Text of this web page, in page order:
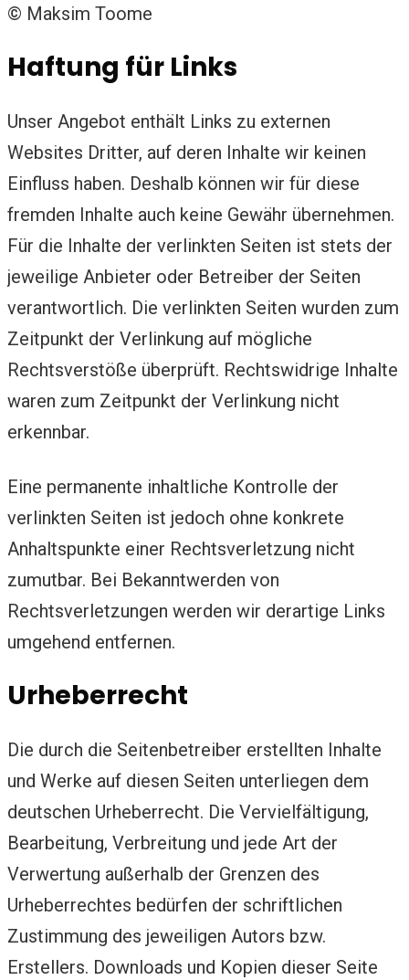
© Maksim Toome
Haftung für Links
Unser Angebot enthält Links zu externen
Websites Dritter, auf deren Inhalte wir keinen
Einfluss haben. Deshalb können wir für diese
fremden Inhalte auch keine Gewähr übernehmen.
Für die Inhalte der verlinkten Seiten ist stets der
jeweilige Anbieter oder Betreiber der Seiten
verantwortlich. Die verlinkten Seiten wurden zum
Zeitpunkt der Verlinkung auf mögliche
Rechtsverstöße überprüft. Rechtswidrige Inhalte
waren zum Zeitpunkt der Verlinkung nicht
erkennbar.
Eine permanente inhaltliche Kontrolle der
verlinkten Seiten ist jedoch ohne konkrete
Anhaltspunkte einer Rechtsverletzung nicht
zumutbar. Bei Bekanntwerden von
Rechtsverletzungen werden wir derartige Links
umgehend entfernen.
Urheberrecht
Die durch die Seitenbetreiber erstellten Inhalte
und Werke auf diesen Seiten unterliegen dem
deutschen Urheberrecht. Die Vervielfältigung,
Bearbeitung, Verbreitung und jede Art der
Verwertung außerhalb der Grenzen des
Urheberrechtes bedürfen der schriftlichen
Zustimmung des jeweiligen Autors bzw.
Erstellers. Downloads und Kopien dieser Seite